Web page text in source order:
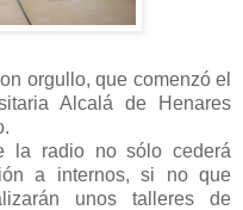
orgullo, que comenzó el
Alcalá de Henares
la radio no sólo cederá
a internos, si no que
unos talleres de